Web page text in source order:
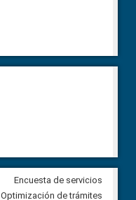
Veeduría Ciudadana para
designación de la Primera
Encuesta de servicios
Optimización de trámites